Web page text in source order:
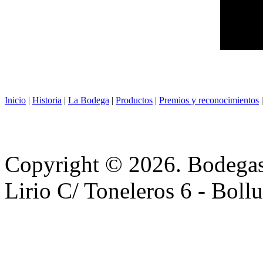
Inicio | Historia | La Bodega | Productos | Premios y reconocimientos
Copyright © 2026.
Lirio C/ Toneleros 6 -